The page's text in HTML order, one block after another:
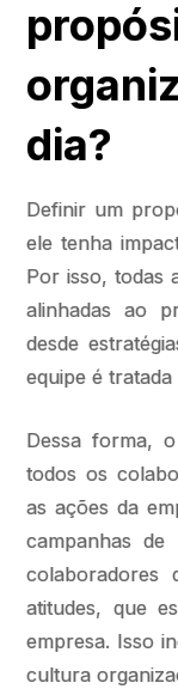
dia?
Definir um
ele tenha
Por isso, todas
alinhadas ao
desde
equipe é tratada
Dessa forma,
todos os
as ações da
campanhas de
colaboradores
atitudes, que
empresa. Isso
cultura